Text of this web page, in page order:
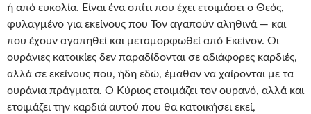
ή από ευκολία. Είναι ένα σπίτι που έχει ετοιμάσει ο Θεός,
φυλαγμένο για εκείνους που Τον αγαπούν αληθινά — και
που έχουν αγαπηθεί και μεταμορφωθεί από Εκείνον. Οι
ουράνιες κατοικίες δεν παραδίδονται σε αδιάφορες καρδιές,
αλλά σε εκείνους που, ήδη εδώ, έμαθαν να χαίρονται με τα
ουράνια πράγματα. Ο Κύριος ετοιμάζει τον ουρανό, αλλά και
ετοιμάζει την καρδιά αυτού που θα κατοικήσει εκεί,